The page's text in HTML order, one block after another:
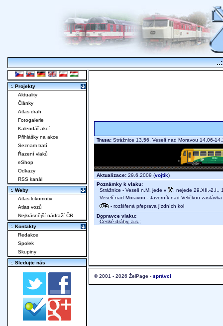
Trasa: Strážnice 13.56, Veselí nad Moravou 14.06-
Aktualizace: 29.6.2009 (vojtik)
Poznámky k vlaku:
Strážnice - Veselí n.M. jede v
, nejede 29.XII.-2.I.,
Veselí nad Moravou - Javorník nad Veličkou
- rozšířená přeprava jízdních kol
Dopravce vlaku:
České dráhy, a.s. ;
© 2001 - 2026 ŽelPage - správci
:. Projekty
Aktuality
Články
Atlas drah
Fotogalerie
Kalendář akcí
Přihlášky na akce
Seznam tratí
Řazení vlaků
eShop
Odkazy
RSS kanál
:. Weby
Atlas lokomotiv
Atlas vozů
Nejkrásnější nádraží ČR
:. Kontakty
Redakce
Spolek
Skupiny
:. Sledujte nás